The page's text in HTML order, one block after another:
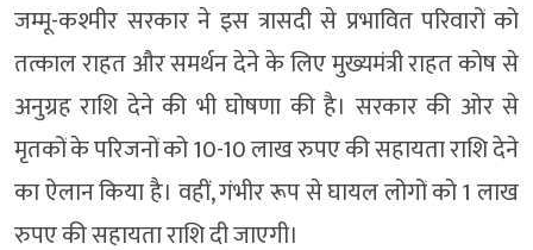
जम्मू-कश्मीर सरकार ने इस त्रासदी से प्रभावित परिवारों को
तत्काल राहत और समर्थन देने के लिए मुख्यमंत्री राहत कोष से
अनुग्रह राशि देने की भी घोषणा की है। सरकार की ओर से
मृतकों के परिजनों को 10-10 लाख रुपए की सहायता राशि देने
का ऐलान किया है। वहीं, गंभीर रूप से घायल लोगों को 1 लाख
रुपए की सहायता राशि दी जाएगी।